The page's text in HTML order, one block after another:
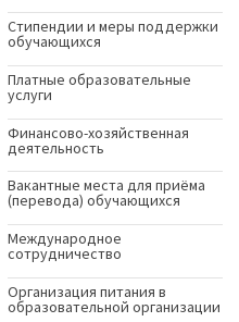
Стипендии и меры поддержки
обучающихся
Платные образовательные
услуги
Финансово-хозяйственная
деятельность
Вакантные места для приёма
(перевода) обучающихся
Международное
сотрудничество
Организация питания в
образовательной организации